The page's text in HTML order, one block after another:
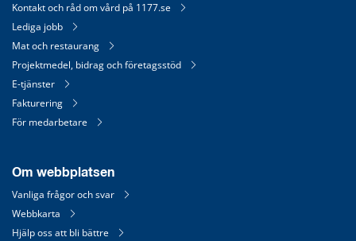
Kontakt och råd om vård på 1177.se
Lediga jobb
Mat och restaurang
Projektmedel, bidrag och företagsstöd
E-tjänster
Fakturering
För medarbetare
Om webbplatsen
Vanliga frågor och svar
Webbkarta
Hjälp oss att bli bättre